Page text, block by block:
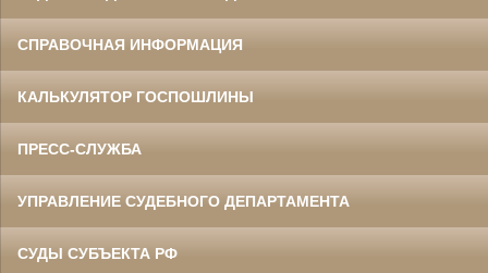
СПРАВОЧНАЯ ИНФОРМАЦИЯ
КАЛЬКУЛЯТОР ГОСПОШЛИНЫ
ПРЕСС-СЛУЖБА
УПРАВЛЕНИЕ СУДЕБНОГО ДЕПАРТАМЕНТА
СУДЫ СУБЪЕКТА РФ